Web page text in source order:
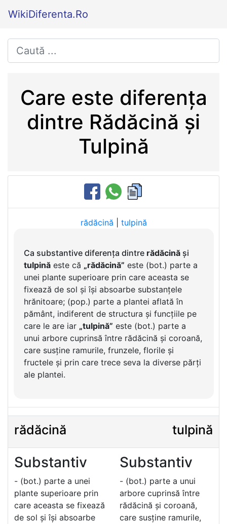
WikiDiferenta.Ro
Care este diferența
dintre Rădăcină și
Tulpină
rădăcină tulpină
Ca substantive diferența dintre rădăcinăși
tulpinăeste că „rădăcină” este (bot.) parte a
unei plante superioare prin care aceasta se
fixează de sol și își absoarbe substanțele
hrănitoare; (pop.) parte a plantei aflată în
pământ, indiferent de structura și funcțiile pe
care le are iar „tulpină” este (bot.) parte a
unui arbore cuprinsă între rădăcină și coroană,
care susține ramurile, frunzele, florile și
fructele și prin care trece seva la diverse părți
ale plantei.
rădăcină tulpină
Substantiv
- (bot.) parte a unei
plante superioare prin
care aceasta se fixează
de sol și își absoarbe
Substantiv
- (bot.) parte a unui
arbore cuprinsă între
rădăcină și coroană,
care susține ramurile,